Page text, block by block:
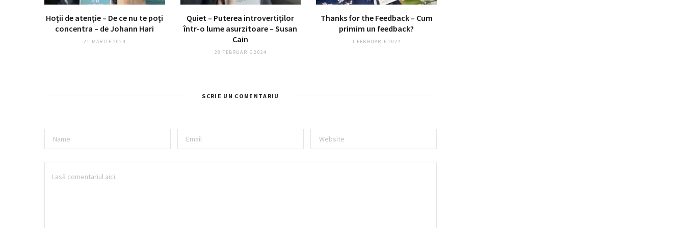
Hoții de atenție – De ce nu te poți
concentra – de Johann Hari
21 MARTIE 2024
Quiet – Puterea introvertiților
într-o lume asurzitoare – Susan
Cain
28 FEBRUARIE 2024
Thanks for the Feedback – Cum
primim un feedback?
1 FEBRUARIE 2024
SCRIE UN COMENTARIU